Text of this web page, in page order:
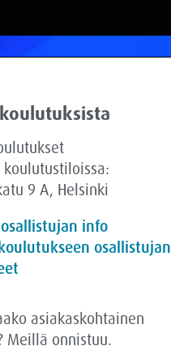
koulutustiloissa:
9 A, Helsinki
info
osallistujan
asiakaskohtainen
Meillä onnistuu.